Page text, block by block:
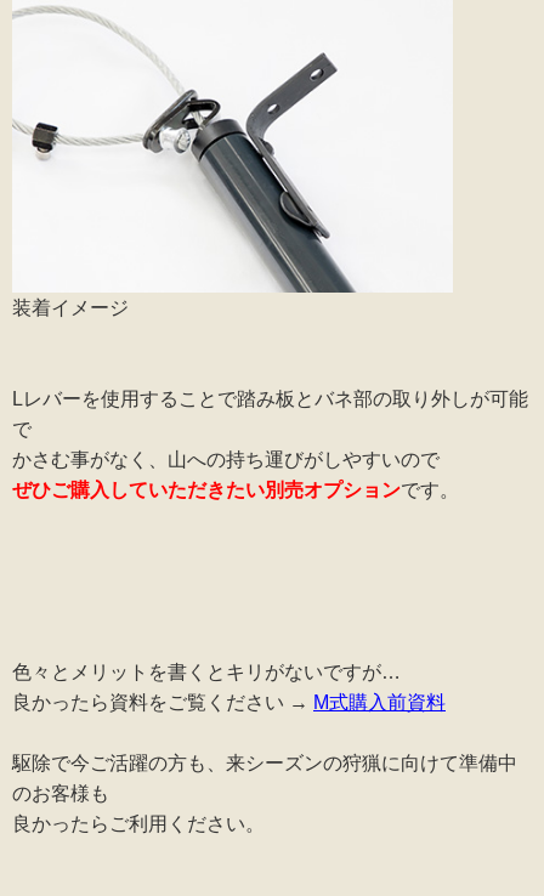
装着イメージ
Lレバーを使用することで踏み板とバネ部の取り外しが可能
で
かさむ事がなく、山への持ち運びがしやすいので
ぜひご購入していただきたい別売オプションです。
色々とメリットを書くとキリがないですが…
良かったら資料をご覧ください → M式購入前資料
駆除で今ご活躍の方も、来シーズンの狩猟に向けて準備中
のお客様も
良かったらご利用ください。